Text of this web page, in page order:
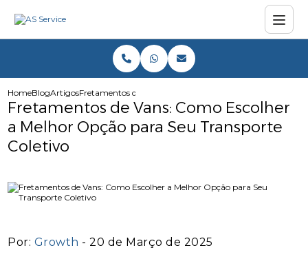
HomeBlogArtigosFretamentos de Vans: Como Escolher a Melhor Opção
Fretamentos de Vans: Como Escolher
a Melhor Opção para Seu Transporte
Coletivo
Por: Growth - 20 de Março de 2025